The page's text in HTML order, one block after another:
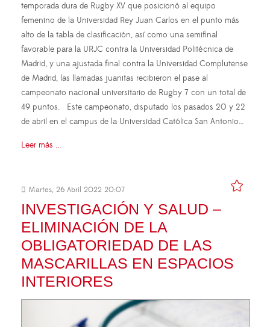
temporada dura de Rugby XV que posicionó al equipo
femenino de la Universidad Rey Juan Carlos en el punto más
alto de la tabla de clasificación, así como una semifinal
favorable para la URJC contra la Universidad Politécnica de
Madrid, y una ajustada final contra la Universidad Complutense
de Madrid, las llamadas juanitas recibieron el pase al
campeonato nacional universitario de Rugby 7 con un total de
49 puntos. Este campeonato, disputado los pasados 20 y 22
de abril en el campus de la Universidad Católica San Antonio…
Leer más ...
Martes, 26 Abril 2022 20:07
INVESTIGACIÓN Y SALUD –
ELIMINACIÓN DE LA
OBLIGATORIEDAD DE LAS
MASCARILLAS EN ESPACIOS
INTERIORES